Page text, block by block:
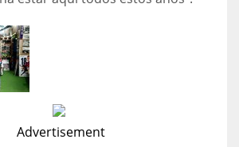
Advertisement